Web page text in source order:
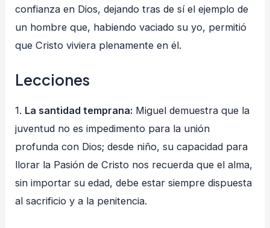
confianza en Dios, dejando tras de sí el ejemplo de
un hombre que, habiendo vaciado su yo, permitió
que Cristo viviera plenamente en él.
Lecciones
1. La santidad temprana: Miguel demuestra que la
juventud no es impedimento para la unión
profunda con Dios; desde niño, su capacidad para
llorar la Pasión de Cristo nos recuerda que el alma,
sin importar su edad, debe estar siempre dispuesta
al sacrificio y a la penitencia.